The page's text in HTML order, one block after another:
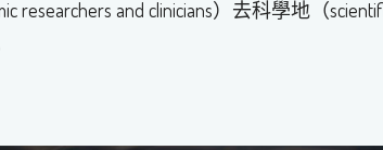
researchers and clinicians）去科學地（